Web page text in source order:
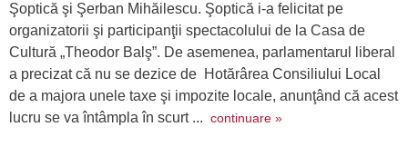
Şoptică şi Şerban Mihăilescu. Şoptică i-a felicitat pe
organizatorii şi participanţii spectacolului de la Casa de
Cultură „Theodor Balş”. De asemenea, parlamentarul liberal
a precizat că nu se dezice de Hotărârea Consiliului Local
de a majora unele taxe şi impozite locale, anunţând că acest
lucru se va întâmpla în scurt ... continuare »